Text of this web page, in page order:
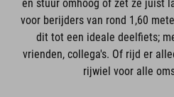
en stuur omhoog of zet ze juist
voor berijders van rond 1,60
dit tot een ideale deelfiets;
vrienden, collega's. Of rijd er
rijwiel voor alle